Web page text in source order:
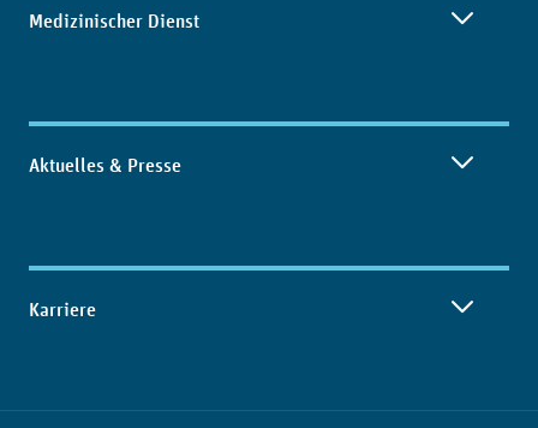
Medizinischer Dienst
Aktuelles & Presse
Karriere